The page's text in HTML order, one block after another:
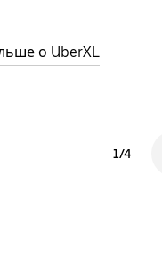
о UberXL
1/4